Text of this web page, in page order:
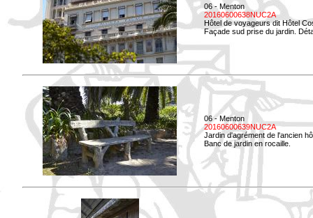
06 - Menton
20160600638NUC2A
Hôtel de voyageurs dit Hôtel
Façade sud prise du jardin.
06 - Menton
20160600639NUC2A
Jardin d'agrément de l'ancien
Banc de jardin en rocaille.